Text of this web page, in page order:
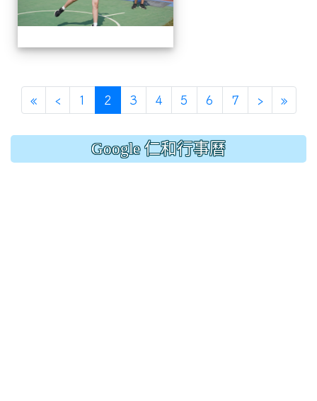
« ‹ 1 2 (current)
3 4 5 6 7 › »
Google 仁和行事曆